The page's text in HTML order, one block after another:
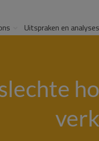
Uitspraken en analyses